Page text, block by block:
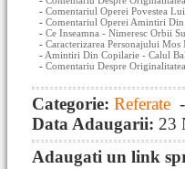
- Comentariul Operei Povestea
- Comentariul Operei Amintiri Din
- Ce Inseamna - Nimeresc Orbii
- Caracterizarea Personajului
- Amintiri Din Copilarie - Calul
- Comentariu Despre
Categorie: Referate
Data Adaugarii: 23
Adaugati un link